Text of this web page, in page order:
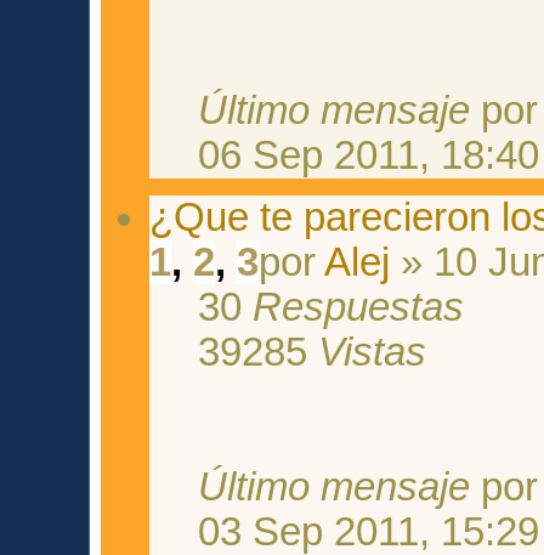
Último mensaje
06 Sep 2011, 18:40
¿Que te parecieron
1, 2, 3porAlej » 10
30 Respuestas
39285 Vistas
Último mensaje
03 Sep 2011, 15:29